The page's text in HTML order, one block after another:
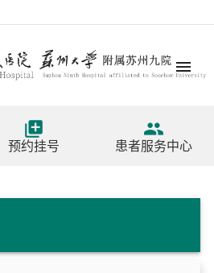


预约挂号

患者服务中心